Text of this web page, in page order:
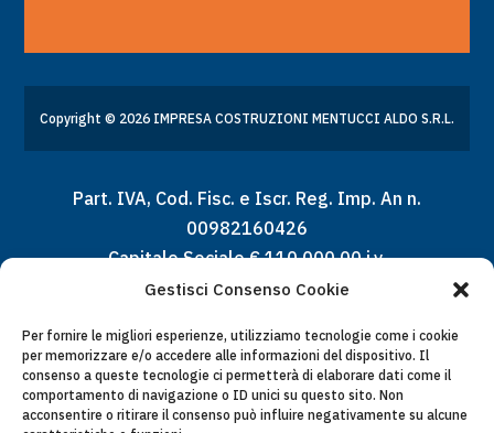
Gestisci Consenso Cookie
Per fornire le migliori esperienze, utilizziamo tecnologie come i cookie
per memorizzare e/o accedere alle informazioni del dispositivo. Il
consenso a queste tecnologie ci permetterà di elaborare dati come il
comportamento di navigazione o ID unici su questo sito. Non
acconsentire o ritirare il consenso può influire negativamente su alcune
Copyright © 2026 IMPRESA COSTRUZIONI MENTUCCI ALDO S.R.L.
Part. IVA, Cod. Fisc. e Iscr. Reg. Imp. An n.
00982160426
Capitale Sociale € 110.000,00 i.v.
Chi Siamo
Lavori Pubblici